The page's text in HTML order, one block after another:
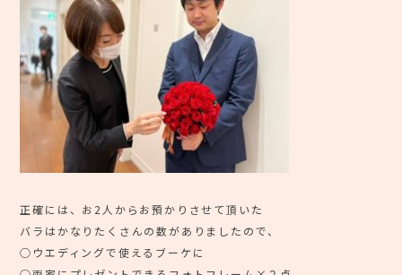
正確には、お2人からお預かりさせて頂いた
バラはかなりたくさんの数がありましたので、
○ウエディングで使えるブーケに